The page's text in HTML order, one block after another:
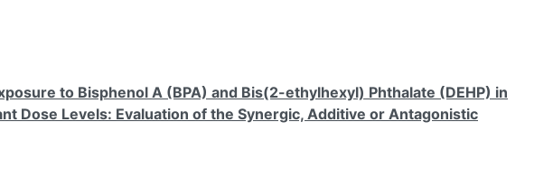
to Bisphenol A (BPA) and Bis(2-ethylhexyl) Phthalate (DEHP) in
Dose Levels: Evaluation of the Synergic, Additive or Antagonistic